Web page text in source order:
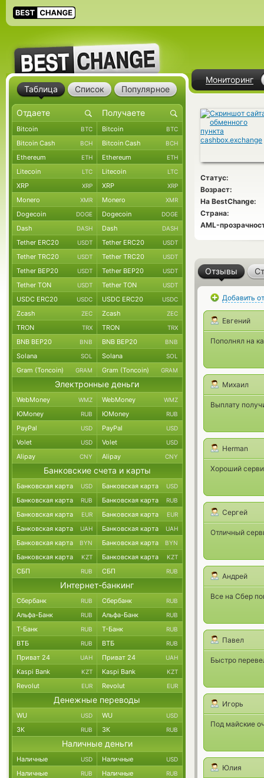
Мониторинг
Статус:
Возраст:
На BestChange:
Страна:
AML-
Отзывы
Добавить
Евгений
Пополнял на
Михаил
Выплату
Herman
Хороший
Сергей
Отличный
Андрей
Все на Сбер
Павел
Быстро
Игорь
Под майские
Юлия
Таблица Список Популярное
Bitcoin BTC Bitcoin BTC
Bitcoin Cash BCH Bitcoin Cash BCH
Ethereum ETH Ethereum ETH
Litecoin LTC Litecoin LTC
XRP XRP XRP XRP
Monero XMR Monero XMR
Dogecoin DOGE Dogecoin DOGE
Dash DASH Dash DASH
Tether ERC20 USDT Tether ERC20 USDT
Tether TRC20 USDT Tether TRC20 USDT
Tether BEP20 USDT Tether BEP20 USDT
Tether TON USDT Tether TON USDT
USDC ERC20 USDC USDC ERC20 USDC
Zcash ZEC Zcash ZEC
TRON TRX TRON TRX
BNB BEP20 BNB BNB BEP20 BNB
Solana SOL Solana SOL
Gram (Toncoin) GRAM Gram (Toncoin) GRAM
Электронные деньги
WebMoney WMZ WebMoney WMZ
ЮMoney RUB ЮMoney RUB
PayPal USD PayPal USD
Volet USD Volet USD
Alipay CNY Alipay CNY
Банковские счета и карты
Банковская карта USD Банковская карта USD
Банковская карта RUB Банковская карта RUB
Банковская карта EUR Банковская карта EUR
Банковская карта UAH Банковская карта UAH
Банковская карта BYN Банковская карта BYN
Банковская карта KZT Банковская карта KZT
СБП RUB СБП RUB
Интернет-банкинг
Сбербанк RUB Сбербанк RUB
Альфа-Банк RUB Альфа-Банк RUB
Т-Банк RUB Т-Банк RUB
ВТБ RUB ВТБ RUB
Приват 24 UAH Приват 24 UAH
Kaspi Bank KZT Kaspi Bank KZT
Revolut EUR Revolut EUR
Денежные переводы
WU USD WU USD
ЗК RUB ЗК RUB
Наличные деньги
Наличные USD Наличные USD
Наличные RUB Наличные RUB